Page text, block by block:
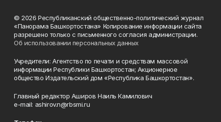
© 2026 Республиканский общественно-политический журнал
«Панорама Башкортостана» Копирование информации сайта
разрешено только с письменного согласия администрации.
Об использовании персональных данных
Учредители: Агентство по печати и средствам массовой
информации Республики Башкортостан; Акционерное
общество Издательский дом «Республика Башкортостан».
Главный редактор Аширов Наиль Камилович
e-mail: ashirov.n@rbsmi.ru